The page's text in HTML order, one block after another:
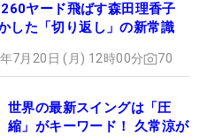
ヤード飛ばす森田理香子
した「切り返し」の新常識
7月20日 (月) 12時00分 70
世界の最新スイングは「圧
縮」がキーワード！ 久常涼が